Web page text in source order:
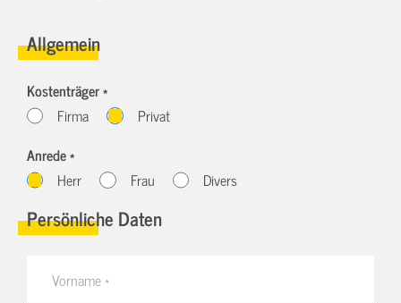
Allgemein
Kostenträger *
Firma
Privat
Anrede *
Herr
Frau Divers
Persönliche Daten